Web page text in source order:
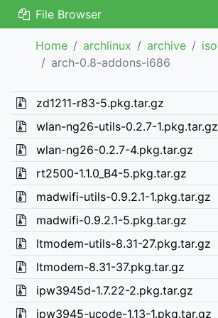
File Browser
Home archlinux archive
iso
arch-0.8-addons-i686
zd1211-r83-5.pkg.tar.gz
wlan-ng26-utils-0.2.7-1.pkg.tar.gz
wlan-ng26-0.2.7-4.pkg.tar.gz
rt2500-1.1.0_B4-5.pkg.tar.gz
madwifi-utils-0.9.2.1-1.pkg.tar.gz
madwifi-0.9.2.1-5.pkg.tar.gz
ltmodem-utils-8.31-27.pkg.tar.gz
ltmodem-8.31-37.pkg.tar.gz
ipw3945d-1.7.22-2.pkg.tar.gz
ipw3945-ucode-1.13-1.pkg.tar.gz